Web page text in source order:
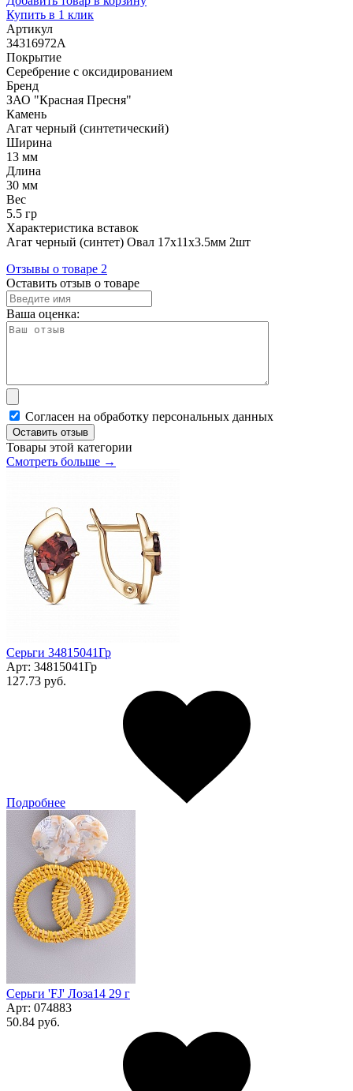
Купить в 1 клик
Артикул
34316972А
Покрытие
Серебрение с оксидированием
Бренд
ЗАО "Красная Пресня"
Камень
Агат черный (синтетический)
Ширина
13 мм
Длина
30 мм
Вес
5.5 гр
Характеристика вставок
Агат черный (синтет) Овал 17х11х3.5мм 2шт
Отзывы о товаре 2
Оставить отзыв о товаре
Ваша оценка:
Согласен на обработку персональных данных
Оставить отзыв
Товары этой категории
Смотреть больше →
Серьги 34815041Гр
Арт: 34815041Гр
127.73 руб.
Подробнее
Серьги 'FJ' Лоза14 29 г
Арт: 074883
50.84 руб.